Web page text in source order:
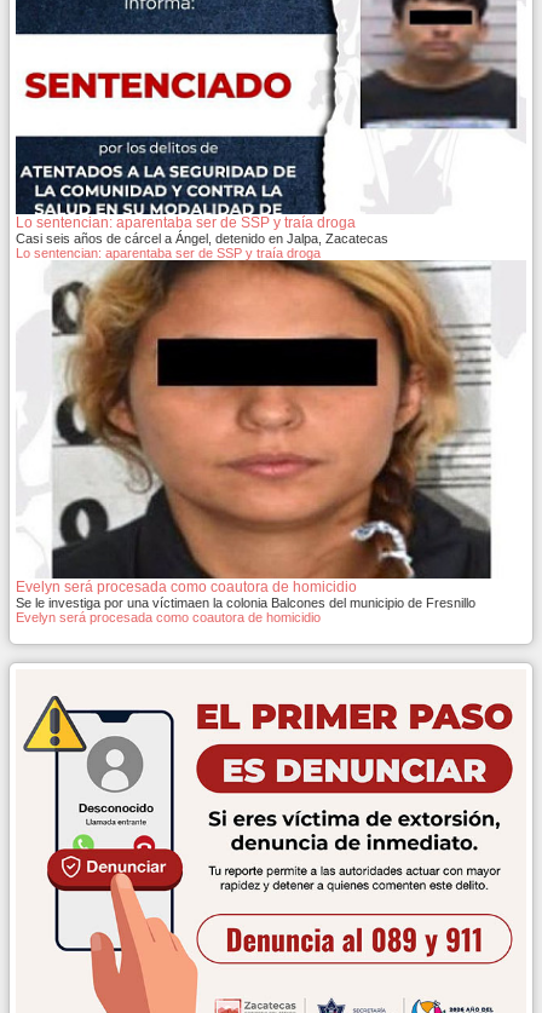
Lo sentencian: aparentaba ser de SSP y traía droga
Casi seis años de cárcel a Ángel, detenido en Jalpa, Zacatecas
Lo sentencian: aparentaba ser de SSP y traía droga
Evelyn será procesada como coautora de homicidio
Se le investiga por una víctimaen la colonia Balcones del municipio de Fresnillo
Evelyn será procesada como coautora de homicidio